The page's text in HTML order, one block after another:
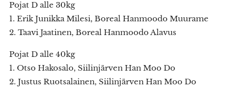
Pojat D alle 30kg
1. Erik Junikka Milesi, Boreal Hanmoodo Muurame
2. Taavi Jaatinen, Boreal Hanmoodo Alavus
Pojat D alle 40kg
1. Otso Hakosalo, Siilinjärven Han Moo Do
2. Justus Ruotsalainen, Siilinjärven Han Moo Do